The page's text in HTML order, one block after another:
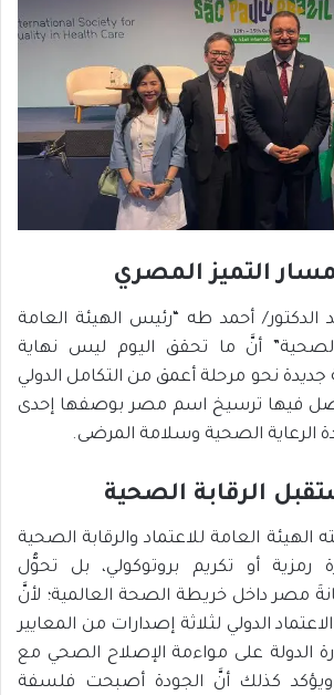
التميز المصري
الدكتور/ أحمد طه “رئيس الهيئة العامة
الصحية” أنَّ ما تحقق اليوم ليس نهاية
جديدة نحو مرحلة أعمق من التكامل الدولي
فيها ترسيخ اسم مصر بوصفها إحدى
الرعاية الصحية وسلامة المرضى.
الرقابة الصحية
الهيئة العامة للاعتماد والرقابة الصحية
رمزية أو تكريم بروتوكولي، بل تحوُّل
مصر داخل خريطة الصحة العالمية؛ لأنَّ
الدولي لثلاثة إصدارات من المعايير
الدولة على مواءمة الإصلاح الصحي مع
ويؤكد كذلك أنَّ الجودة أصبحت فلسفة